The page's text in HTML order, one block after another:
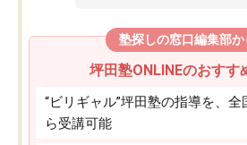
塾探しの窓口編集部か
坪田塾ONLINEのおすす
“ビリギャル”坪田塾の指導を、
ら受講可能